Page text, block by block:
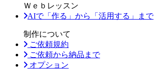
Ｗｅｂレッスン
AIで「作る」から「活用する」まで
制作について
ご依頼規約
ご依頼から納品まで
オプション